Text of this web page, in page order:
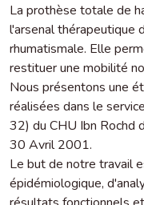
La prothèse totale de
l'arsenal thérapeutique
rhumatismale. Elle
restituer une mobilité
Nous présentons une
réalisées dans le
32) du CHU Ibn Rochd
30 Avril 2001.
Le but de notre travail
épidémiologique,